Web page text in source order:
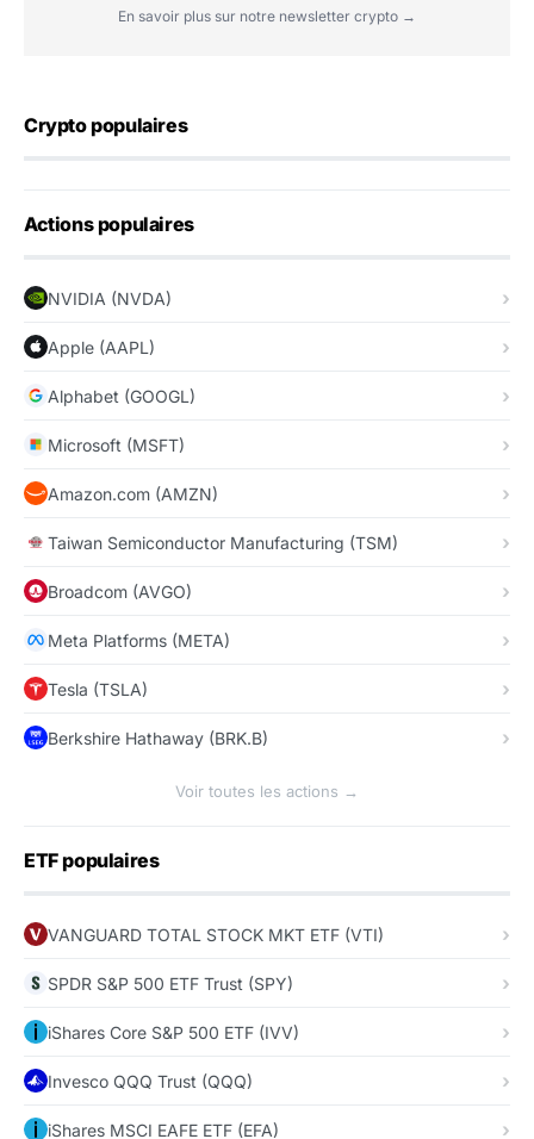
En savoir plus sur notre newsletter crypto →
Crypto populaires
Actions populaires
NVIDIA (NVDA)
Apple (AAPL)
Alphabet (GOOGL)
Microsoft (MSFT)
Amazon.com (AMZN)
Taiwan Semiconductor Manufacturing (TSM)
Broadcom (AVGO)
Meta Platforms (META)
Tesla (TSLA)
Berkshire Hathaway (BRK.B)
Voir toutes les actions →
ETF populaires
VANGUARD TOTAL STOCK MKT ETF (VTI)
SPDR S&P 500 ETF Trust (SPY)
iShares Core S&P 500 ETF (IVV)
Invesco QQQ Trust (QQQ)
iShares MSCI EAFE ETF (EFA)